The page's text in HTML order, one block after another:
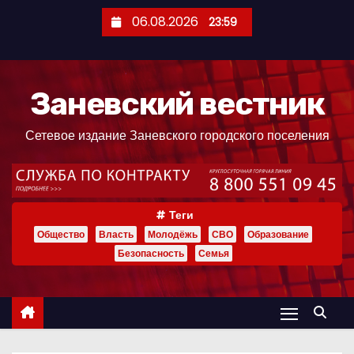
ж
06.08.2026 23:59
Заневский вестник
Сетевое издание Заневского городского поселения
Теги
Общество Власть Молодёжь СВО
Образование
Безопасность
Семья